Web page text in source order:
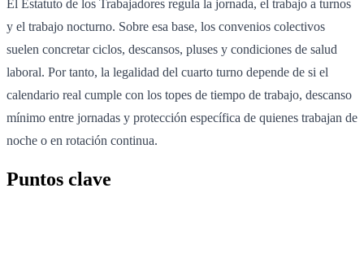
El Estatuto de los Trabajadores regula la jornada, el trabajo a turnos
y el trabajo nocturno. Sobre esa base, los convenios colectivos
suelen concretar ciclos, descansos, pluses y condiciones de salud
laboral. Por tanto, la legalidad del cuarto turno depende de si el
calendario real cumple con los topes de tiempo de trabajo, descanso
mínimo entre jornadas y protección específica de quienes trabajan de
noche o en rotación continua.
Puntos clave